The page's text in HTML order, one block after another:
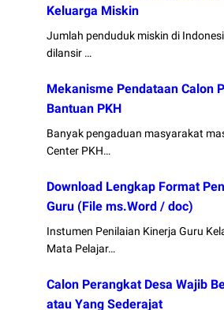
Keluarga Miskin
Jumlah penduduk miskin di
dilansir …
Mekanisme Pendataan Calon
Bantuan PKH
Banyak pengaduan masyarakat
Center PKH…
Download Lengkap Format
Guru (File ms.Word / doc)
Instumen Penilaian Kinerja Guru
Mata Pelajar…
Calon Perangkat Desa Wajib
atau Yang Sederajat